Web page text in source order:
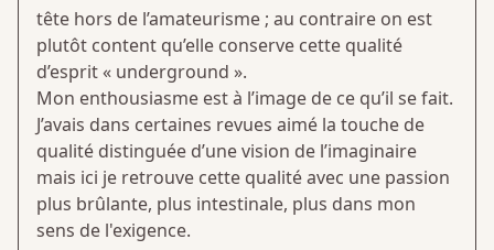
tête hors de l’amateurisme ; au contraire on est
plutôt content qu’elle conserve cette qualité
d’esprit « underground ».
Mon enthousiasme est à l’image de ce qu’il se fait.
J’avais dans certaines revues aimé la touche de
qualité distinguée d’une vision de l’imaginaire
mais ici je retrouve cette qualité avec une passion
plus brûlante, plus intestinale, plus dans mon
sens de l'exigence.